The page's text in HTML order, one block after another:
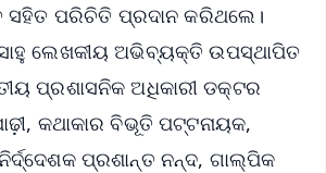
ପରିଚିତି ପ୍ରଦାନ କରିଥଲେ।
ଲେଖକୀୟ ଅଭିବ୍ୟକ୍ତି ଉପସ୍ଥାପିତ
ପ୍ରଶାସନିକ ଅଧିକାରୀ ଡକ୍ଟର
କଥାକାର ବିଭୂତି ପଟ୍ଟନାୟକ,
ପ୍ରଶାନ୍ତ ନନ୍ଦ, ଗାଲ୍ପିକ